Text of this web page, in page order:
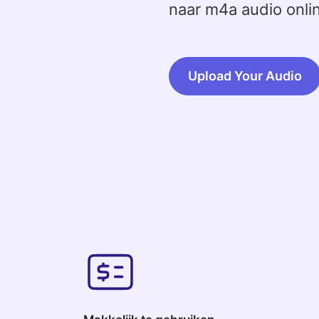
naar m4a audio
Upload Your Audio